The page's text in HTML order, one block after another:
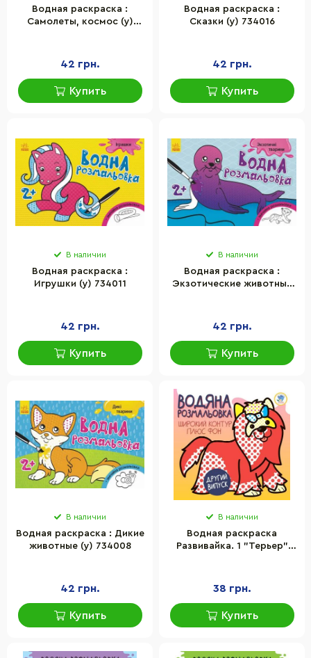
Водная раскраска :
Самолеты, космос (у)
42 грн.
Купить
Водная раскраска :
Сказки (у) 734016
42 грн.
Купить
В наличии
Водная раскраска :
Игрушки (у) 734011
42 грн.
Купить
В наличии
Водная раскраска :
Экзотические животные
42 грн.
Купить
В наличии
Водная раскраска : Дикие
животные (у) 734008
42 грн.
Купить
В наличии
Водная раскраска
Развивайка. 1 "Терьер"
38 грн.
Купить